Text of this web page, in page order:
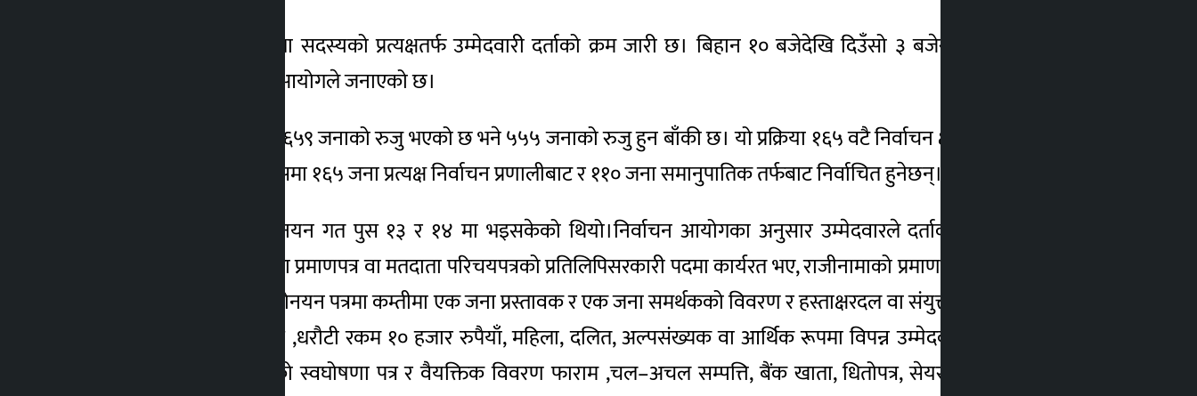
काठमाडौं । प्रतिनिधि सभा सदस्यको प्रत्यक्षतर्फ उम्मेदवारी दर्ताको क्रम जारी छ। बिहान १० बजेदेखि दिउँसो ३ बजेसम्म देशभर १,२१४ जनाको
उम्मेदवारी परेको निर्वाचन आयोगले जनाएको छ।
उम्मेदवारी दर्ता भएकामध्ये ६५९ जनाको रुजु भएको छ भने ५५५ जनाको रुजु हुन बाँकी छ। यो प्रक्रिया १६५ वटै निर्वाचन क्षेत्रमा भइरहेको छ।प्रतिनिधि
सभा २७५ सदस्यीय छ, जसमा १६५ जना प्रत्यक्ष निर्वाचन प्रणालीबाट र ११० जना समानुपातिक तर्फबाट निर्वाचित हुनेछन्।
समानुपातिक तर्फको मनोनयन गत पुस १३ र १४ मा भइसकेको थियो।निर्वाचन आयोगका अनुसार उम्मेदवारले दर्ताका लागि निम्न दस्तावेज पेश
गर्नुपर्नेछ: नेपाली नागरिकता प्रमाणपत्र वा मतदाता परिचयपत्रको प्रतिलिपिसरकारी पदमा कार्यरत भए, राजीनामाको प्रमाणप्रतिनिधिमार्फत दर्ता गर्ने भए,
प्रतिनिधि तोकेको फारममनोनयन पत्रमा कम्तीमा एक जना प्रस्तावक र एक जना समर्थकको विवरण र हस्ताक्षरदल वा संयुक्त दलको तर्फबाट उम्मेदवारी
भए, दलको औपचारिक पत्र ,धरौटी रकम १० हजार रुपैयाँ, महिला, दलित, अल्पसंख्यक वा आर्थिक रूपमा विपन्न उम्मेदवारलाई ५०% छुट ,निर्वाचन
निर्देशिका २०८२ अनुसारको स्वघोषणा पत्र र वैयक्तिक विवरण फाराम ,चल–अचल सम्पत्ति, बैंक खाता, धितोपत्र, सेयर, ऋण/उधारो आदि विवरण